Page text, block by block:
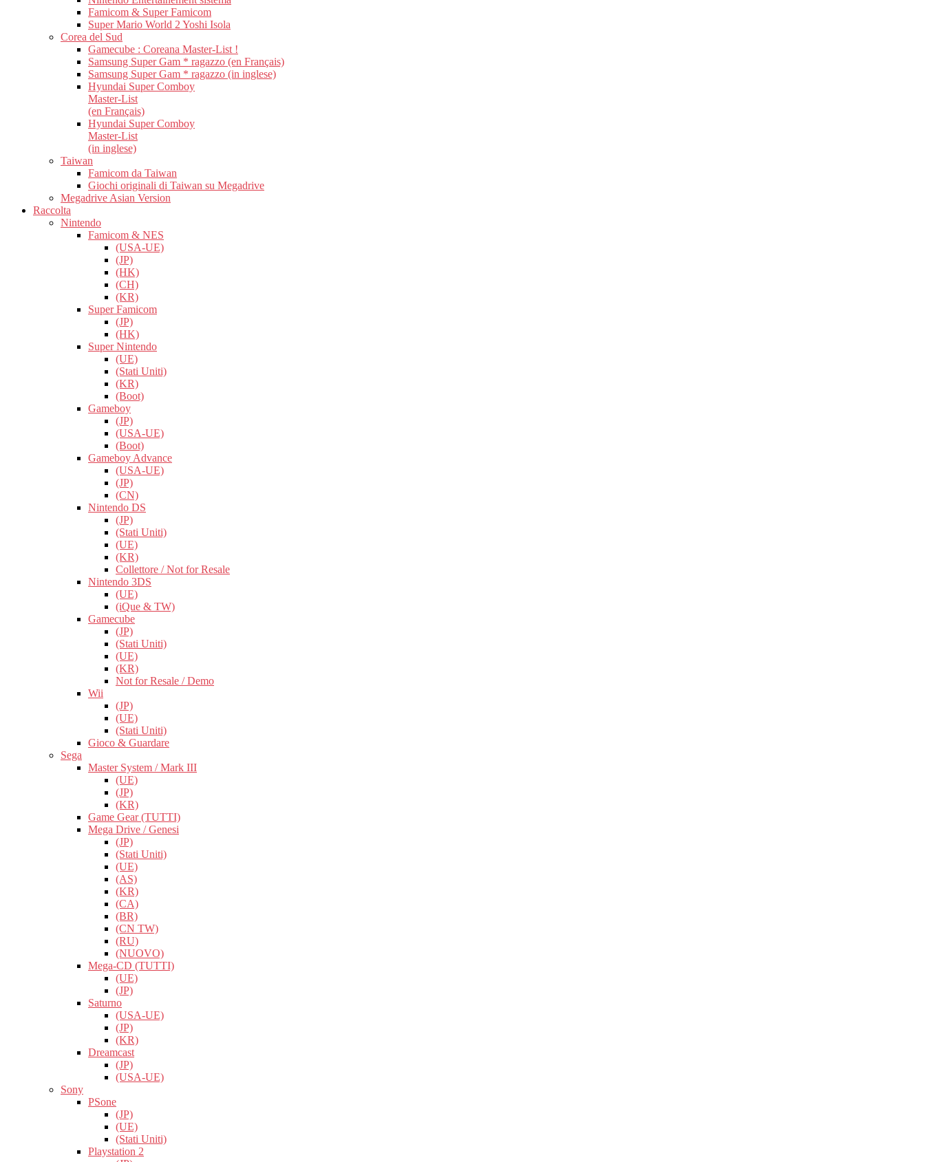
Famicom & Super Famicom
Super Mario World 2 Yoshi Isola
Corea del Sud
Gamecube : Coreana Master-List !
Samsung Super Gam * ragazzo (en Français)
Samsung Super Gam * ragazzo (in inglese)
Hyundai Super Comboy
Master-List
(en Français)
Hyundai Super Comboy
Master-List
(in inglese)
Taiwan
Famicom da Taiwan
Giochi originali di Taiwan su Megadrive
Megadrive Asian Version
Raccolta
Nintendo
Famicom & NES
(USA-UE)
(JP)
(HK)
(CH)
(KR)
Super Famicom
(JP)
(HK)
Super Nintendo
(UE)
(Stati Uniti)
(KR)
(Boot)
Gameboy
(JP)
(USA-UE)
(Boot)
Gameboy Advance
(USA-UE)
(JP)
(CN)
Nintendo DS
(JP)
(Stati Uniti)
(UE)
(KR)
Collettore / Not for Resale
Nintendo 3DS
(UE)
(iQue & TW)
Gamecube
(JP)
(Stati Uniti)
(UE)
(KR)
Not for Resale / Demo
Wii
(JP)
(UE)
(Stati Uniti)
Gioco & Guardare
Sega
Master System / Mark III
(UE)
(JP)
(KR)
Game Gear (TUTTI)
Mega Drive / Genesi
(JP)
(Stati Uniti)
(UE)
(AS)
(KR)
(CA)
(BR)
(CN TW)
(RU)
(NUOVO)
Mega-CD (TUTTI)
(UE)
(JP)
Saturno
(USA-UE)
(JP)
(KR)
Dreamcast
(JP)
(USA-UE)
Sony
PSone
(JP)
(UE)
(Stati Uniti)
Playstation 2